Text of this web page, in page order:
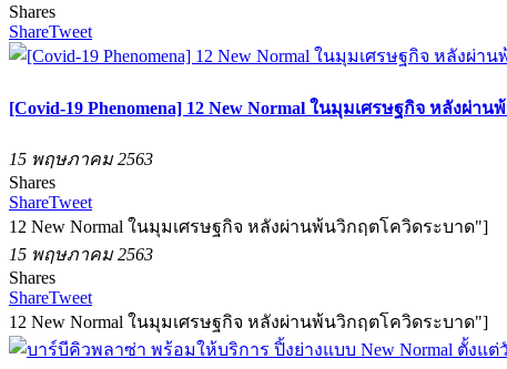
Shares
ShareTweet
[Covid-19 Phenomena] 12 New Normal ในมุมเศรษฐกิจ หลังผ่า
15 พฤษภาคม 2563
Shares
ShareTweet
12 New Normal ในมุมเศรษฐกิจ หลังผ่านพ้นวิกฤตโควิดระบาด"]
15 พฤษภาคม 2563
Shares
ShareTweet
12 New Normal ในมุมเศรษฐกิจ หลังผ่านพ้นวิกฤตโควิดระบาด"]